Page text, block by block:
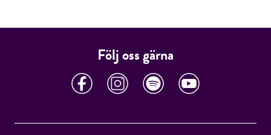
Jag accepterar villkoren.Följ oss gärna